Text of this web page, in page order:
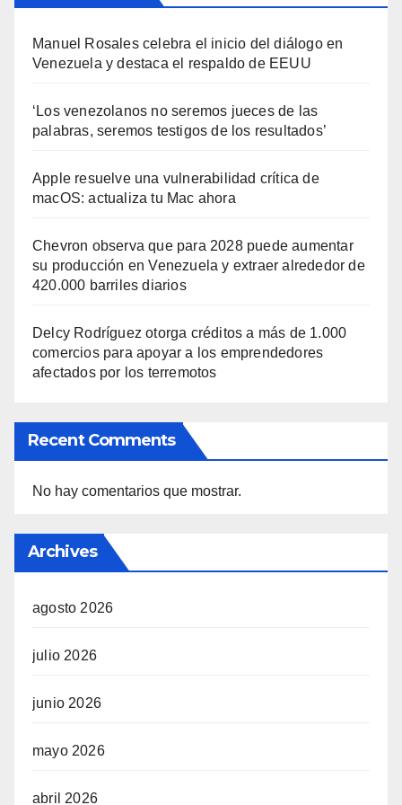
Manuel Rosales celebra el inicio del diálogo en
Venezuela y destaca el respaldo de EEUU
‘Los venezolanos no seremos jueces de las
palabras, seremos testigos de los resultados’
Apple resuelve una vulnerabilidad crítica de
macOS: actualiza tu Mac ahora
Chevron observa que para 2028 puede aumentar
su producción en Venezuela y extraer alrededor de
420.000 barriles diarios
Delcy Rodríguez otorga créditos a más de 1.000
comercios para apoyar a los emprendedores
afectados por los terremotos
Recent Comments
No hay comentarios que mostrar.
Archives
agosto 2026
julio 2026
junio 2026
mayo 2026
abril 2026